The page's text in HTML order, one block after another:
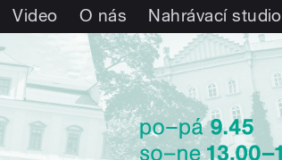
Video O nás Nahrávací studio